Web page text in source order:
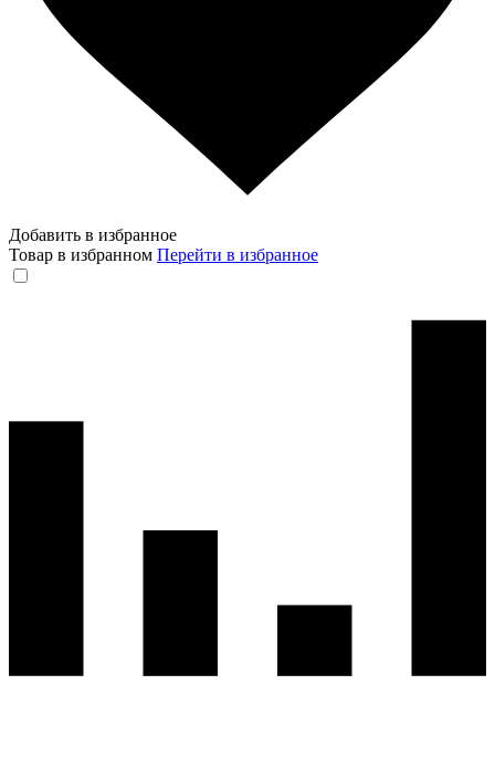
Добавить в избранное
Товар в избранном Перейти в избранное